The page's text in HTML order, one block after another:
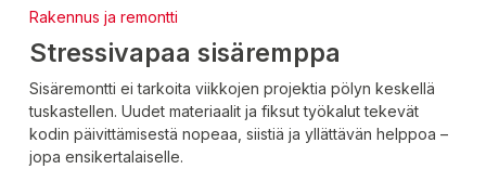
Rakennus ja remontti
Stressivapaa sisäremppa
Sisäremontti ei tarkoita viikkojen projektia pölyn keskellä
tuskastellen. Uudet materiaalit ja fiksut työkalut tekevät
kodin päivittämisestä nopeaa, siistiä ja yllättävän helppoa –
jopa ensikertalaiselle.